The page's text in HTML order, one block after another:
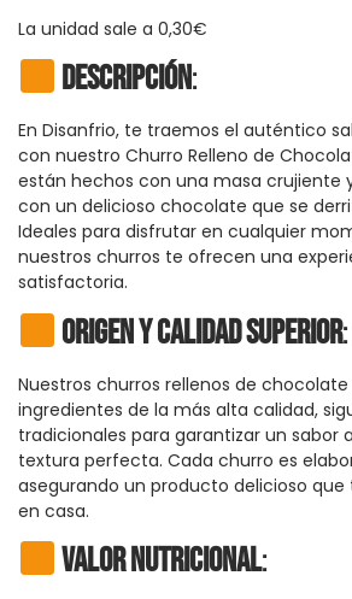
La unidad sale a 0,30€
Descripción:
En Disanfrio, te traemos el auténtico
con nuestro Churro Relleno de
están hechos con una masa crujiente
con un delicioso chocolate que se
Ideales para disfrutar en cualquier
nuestros churros te ofrecen una
satisfactoria.
Origen y Calidad Superior:
Nuestros churros rellenos de
ingredientes de la más alta calidad,
tradicionales para garantizar un sabor
textura perfecta. Cada churro es
asegurando un producto delicioso
en casa.
Valor Nutricional: